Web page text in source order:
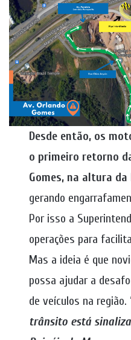
Desde então, os
o primeiro retorno
Gomes, na altura
gerando
Por isso a
operações para
Mas a ideia é que
possa ajudar a
de veículos na região.
trânsito está